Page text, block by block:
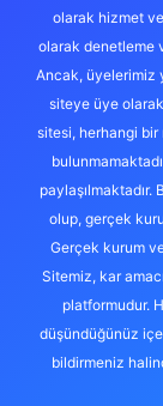
olarak hizmet
olarak denetleme
Ancak, üyelerimiz
siteye üye
sitesi, herhangi bir
olup, gerçek
Gerçek kurum
Sitemiz, kar
platformudur.
düşündüğünüz
bildirmeniz